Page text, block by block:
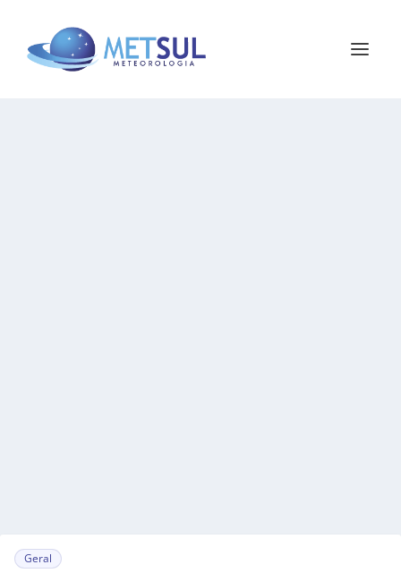
Geral